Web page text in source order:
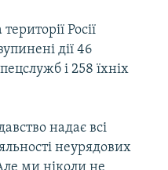
Росії
дії 46
і 258 їхніх
надає всі
неурядових